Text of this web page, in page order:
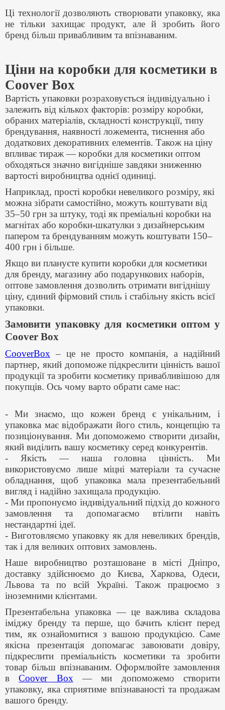
Ці технології дозволяють створювати упаковку, яка
не тільки захищає продукт, але й зробить його
бренд більш привабливим та впізнаваним.
Ціни на коробки для косметики в
Coover Box
Вартість упаковки розраховується індивідуально і
залежить від кількох факторів: розміру коробки,
обраних матеріалів, складності конструкції, типу
брендування, наявності ложемента, тиснення або
додаткових декоративних елементів. Також на ціну
впливає тираж — коробки для косметики оптом
обходяться значно вигідніше завдяки зниженню
вартості виробництва однієї одиниці.
Наприклад, прості коробки невеликого розміру, які
можна зібрати самостійно, можуть коштувати від
35–50 грн за штуку, тоді як преміальні коробки на
магнітах або коробки-шкатулки з дизайнерським
папером та брендуванням можуть коштувати 150–
400 грн і більше.
Якщо ви плануєте купити коробки для косметики
для бренду, магазину або подарункових наборів,
оптове замовлення дозволить отримати вигіднішу
ціну, єдиний фірмовий стиль і стабільну якість всієї
упаковки.
Замовити упаковку для косметики оптом у
Coover Box
CooverBox – це не просто компанія, а надійний
партнер, який допоможе підкреслити цінність вашої
продукції та зробити косметику привабливішою для
покупців. Ось чому варто обрати саме нас:
- Ми знаємо, що кожен бренд є унікальним, і
упаковка має відображати його стиль, концепцію та
позиціонування. Ми допоможемо створити дизайн,
який виділить вашу косметику серед конкурентів.
- Якість — наша головна цінність. Ми
використовуємо лише міцні матеріали та сучасне
обладнання, щоб упаковка мала презентабельний
вигляд і надійно захищала продукцію.
- Ми пропонуємо індивідуальний підхід до кожного
замовлення та допомагаємо втілити навіть
нестандартні ідеї.
- Виготовляємо упаковку як для невеликих брендів,
так і для великих оптових замовлень.
Наше виробництво розташоване в місті Дніпро,
доставку здійснюємо до Києва, Харкова, Одеси,
Львова та по всій Україні. Також працюємо з
іноземними клієнтами.
Презентабельна упаковка — це важлива складова
іміджу бренду та перше, що бачить клієнт перед
тим, як ознайомитися з вашою продукцією. Саме
якісна презентація допомагає завоювати довіру,
підкреслити преміальність косметики та зробити
товар більш впізнаваним. Оформлюйте замовлення
вCoover Box — ми допоможемо створити
упаковку, яка сприятиме впізнаваності та продажам
вашого бренду.